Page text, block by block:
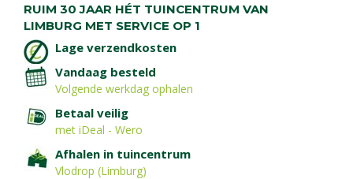
RUIM 30 JAAR HÉT TUINCENTRUM VAN
LIMBURG MET SERVICE OP 1
Lage verzendkosten
Vandaag besteld
Volgende werkdag ophalen
Betaal veilig
met iDeal - Wero
Afhalen in tuincentrum
Vlodrop (Limburg)